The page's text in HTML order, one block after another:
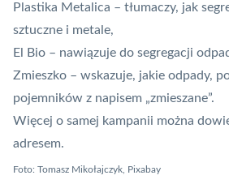
Plastika Metalica – tłumaczy, jak
sztuczne i metale,
El Bio – nawiązuje do segregacji
Zmieszko – wskazuje, jakie odpady,
pojemników z napisem „zmieszane”.
Więcej o samej kampanii można
adresem.
Foto: Tomasz Mikołajczyk, Pixabay